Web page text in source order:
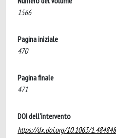
1566
Pagina iniziale
470
Pagina finale
471
DOI dell'intervento
https://dx.doi.org/10.1063/